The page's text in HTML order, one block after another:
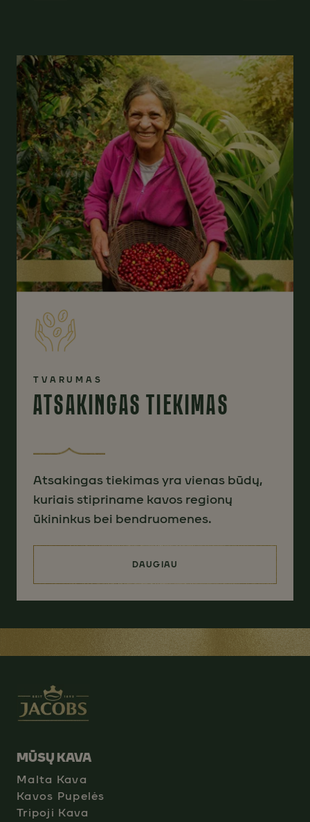
TVARUMAS
ATSAKINGAS TIEKIMAS
Atsakingas tiekimas yra vienas būdų,
kuriais stipriname kavos regionų
ūkininkus bei bendruomenes.
DAUGIAU
MŪSŲ KAVA
Malta Kava
Kavos Pupelės
Tripoji Kava